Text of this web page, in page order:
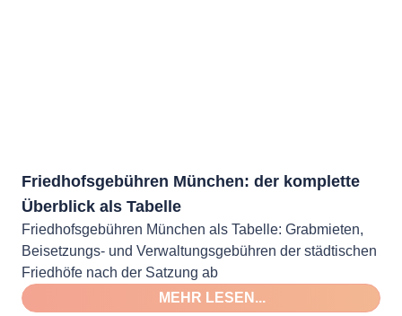
Friedhofsgebühren München: der komplette
Überblick als Tabelle
Friedhofsgebühren München als Tabelle: Grabmieten,
Beisetzungs- und Verwaltungsgebühren der städtischen
Friedhöfe nach der Satzung ab
MEHR LESEN...